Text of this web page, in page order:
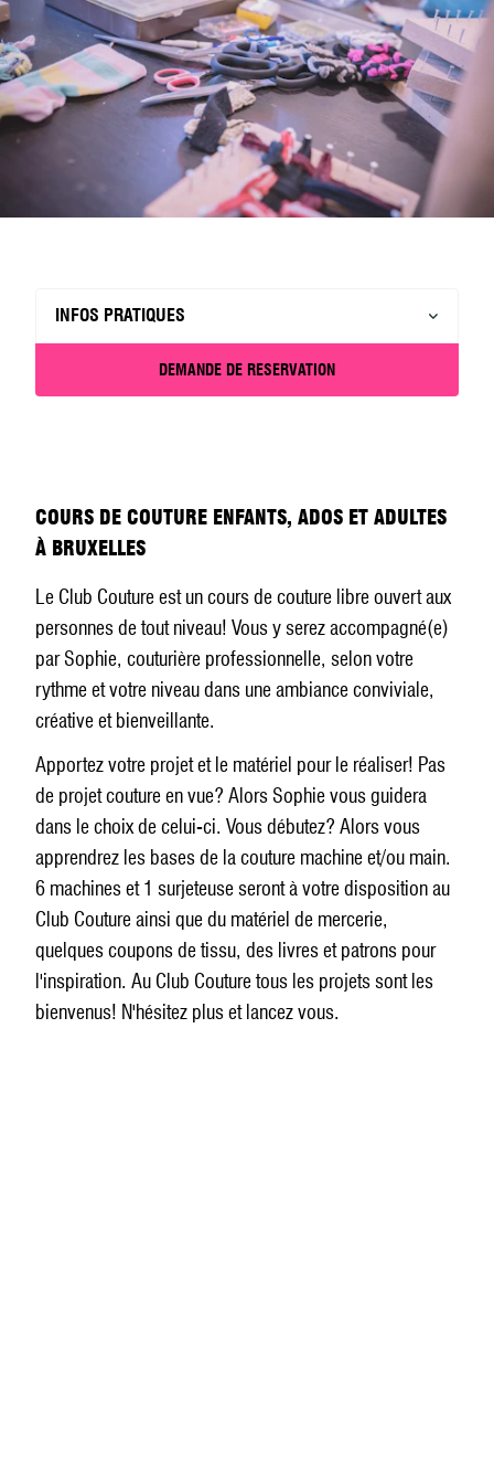
COURS DE COUTURE ENFANTS, ADOS ET ADULTES
À BRUXELLES
Le Club Couture est un cours de couture libre ouvert aux
personnes de tout niveau! Vous y serez accompagné(e)
par Sophie, couturière professionnelle, selon votre
rythme et votre niveau dans une ambiance conviviale,
créative et bienveillante.
Apportez votre projet et le matériel pour le réaliser! Pas
de projet couture en vue? Alors Sophie vous guidera
dans le choix de celui-ci. Vous débutez? Alors vous
apprendrez les bases de la couture machine et/ou main.
6 machines et 1 surjeteuse seront à votre disposition au
Club Couture ainsi que du matériel de mercerie,
quelques coupons de tissu, des livres et patrons pour
l'inspiration. Au Club Couture tous les projets sont les
bienvenus! N'hésitez plus et lancez vous.
INFOS PRATIQUES
DEMANDE DE RESERVATION